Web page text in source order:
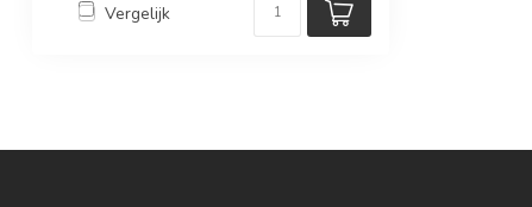
Vergelijk